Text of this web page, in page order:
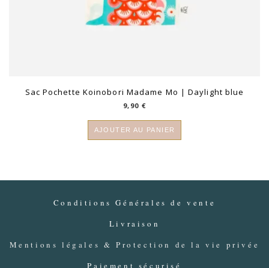
Sac Pochette Koinobori Madame Mo | Daylight blue
9,90 €
AJOUTER AU PANIER
Conditions Générales de vente
Livraison
Mentions légales & Protection de la vie privée
Paiement sécurisé